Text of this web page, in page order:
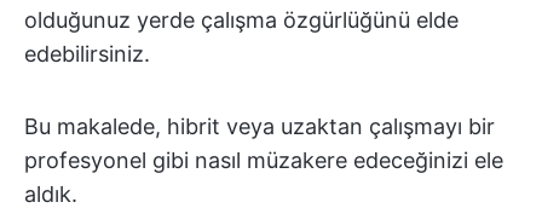
olduğunuz yerde çalışma özgürlüğünü elde
edebilirsiniz.
Bu makalede, hibrit veya uzaktan çalışmayı bir
profesyonel gibi nasıl müzakere edeceğinizi ele
aldık.